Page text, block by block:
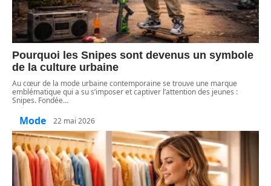
Pourquoi les Snipes sont devenus un symbole
de la culture urbaine
Au cœur de la mode urbaine contemporaine se trouve une marque
emblématique qui a su s’imposer et captiver l’attention des jeunes :
Snipes. Fondée…
Mode 22 mai 2026